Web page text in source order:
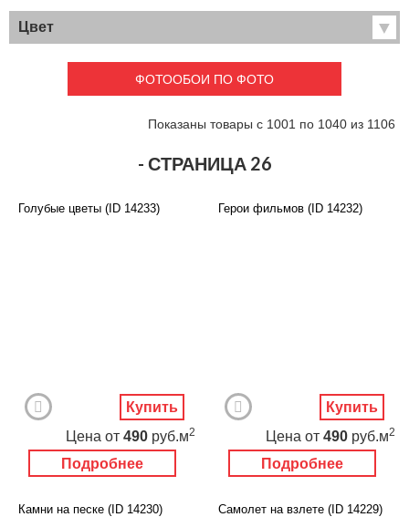
Хиты продаж
Фрески
Детские
Карты
Перспектива
Города
Живопись
Животный мир
Еда и напитки
Архитектура
Цвет
ФОТООБОИ ПО ФОТО
Показаны товары с 1001 по 1040 из 1106
- СТРАНИЦА 26
Голубые цветы (ID 14233)
Подробнее
Цена от 490 руб.м2
Купить
Герои фильмов (ID 14232)
Подробнее
Цена от 490 руб.м2
Купить
Камни на песке (ID 14230) Самолет на взлете (ID 14229)